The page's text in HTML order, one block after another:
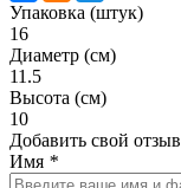
Упаковка (штук)
16
Диаметр (см)
11.5
Высота (см)
10
Добавить свой
Имя *